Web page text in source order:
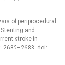
of periprocedural
and
stroke in
2682–2688. doi: